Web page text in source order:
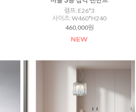
램프: E26*3
사이즈: W460*H240
460,000원